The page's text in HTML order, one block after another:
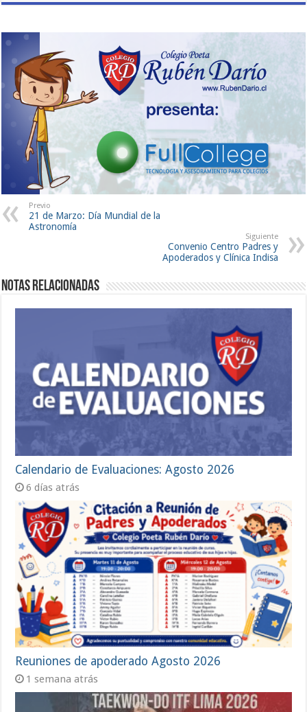
Previo
21 de Marzo: Día Mundial de la
Astronomía
Siguiente
Convenio Centro Padres y
Apoderados y Clínica Indisa
Notas Relacionadas
Calendario de Evaluaciones: Agosto 2026
6 días atrás
Reuniones de apoderado Agosto 2026
1 semana atrás